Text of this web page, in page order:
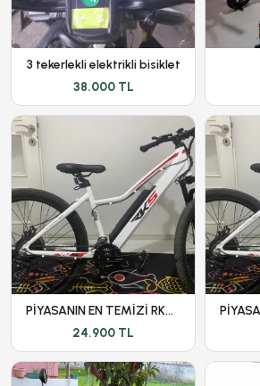
3 tekerlekli elektrikli bisiklet
38.000 TL
PİYASANIN EN TEMİZİ RKS T7 SIFIRI 42,750 TL
24.900 TL